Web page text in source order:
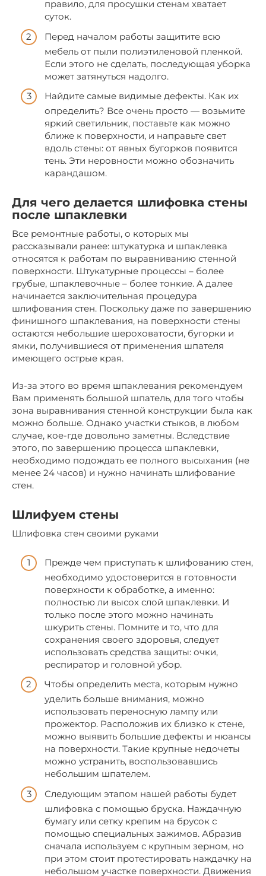
правило, для просушки стенам хватает
суток.
Перед началом работы защитите всю
мебель от пыли полиэтиленовой пленкой.
Если этого не сделать, последующая уборка
может затянуться надолго.
Найдите самые видимые дефекты. Как их
определить? Все очень просто — возьмите
яркий светильник, поставьте как можно
ближе к поверхности, и направьте свет
вдоль стены: от явных бугорков появится
тень. Эти неровности можно обозначить
карандашом.
Для чего делается шлифовка стены
после шпаклевки
Все ремонтные работы, о которых мы
рассказывали ранее: штукатурка и шпаклевка
относятся к работам по выравниванию стенной
поверхности. Штукатурные процессы – более
грубые, шпаклевочные – более тонкие. А далее
начинается заключительная процедура
шлифования стен. Поскольку даже по завершению
финишного шпаклевания, на поверхности стены
остаются небольшие шероховатости, бугорки и
ямки, получившиеся от применения шпателя
имеющего острые края.
Из-за этого во время шпаклевания рекомендуем
Вам применять большой шпатель, для того чтобы
зона выравнивания стенной конструкции была как
можно больше. Однако участки стыков, в любом
случае, кое-где довольно заметны. Вследствие
этого, по завершению процесса шпаклевки,
необходимо подождать ее полного высыхания (не
менее 24 часов) и нужно начинать шлифование
стен.
Шлифуем стены
Шлифовка стен своими руками
Прежде чем приступать к шлифованию стен,
необходимо удостоверится в готовности
поверхности к обработке, а именно:
полностью ли высох слой шпаклевки. И
только после этого можно начинать
шкурить стены. Помните и то, что для
сохранения своего здоровья, следует
использовать средства защиты: очки,
респиратор и головной убор.
Чтобы определить места, которым нужно
уделить больше внимания, можно
использовать переносную лампу или
прожектор. Расположив их близко к стене,
можно выявить большие дефекты и нюансы
на поверхности. Такие крупные недочеты
можно устранить, воспользовавшись
небольшим шпателем.
Следующим этапом нашей работы будет
шлифовка с помощью бруска. Наждачную
бумагу или сетку крепим на брусок с
помощью специальных зажимов. Абразив
сначала используем с крупным зерном, но
при этом стоит протестировать наждачку на
небольшом участке поверхности. Движения